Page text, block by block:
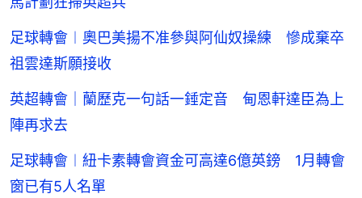
足球轉會︱奧巴美揚不准參與阿仙奴操練 慘成棄卒
祖雲達斯願接收
英超轉會｜蘭歷克一句話一錘定音 甸恩軒達臣為上
陣再求去
足球轉會︱紐卡素轉會資金可高達6億英鎊 1月轉會
窗已有5人名單